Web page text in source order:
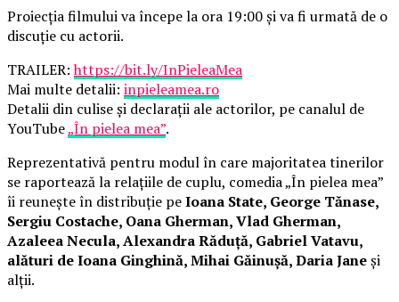
Proiecția filmului va începe la ora 19:00 și va fi urmată de o
discuție cu actorii.
TRAILER:https://bit.ly/InPieleaMea
Mai multe detalii: inpieleamea.ro
Detalii din culise și declarații ale actorilor, pe canalul de
YouTube„În pielea mea”.
Reprezentativă pentru modul în care majoritatea tinerilor
se raportează la relațiile de cuplu, comedia „În pielea mea”
îi reunește în distribuție peIoana State, George Tănase,
Sergiu Costache, Oana Gherman, Vlad Gherman,
Azaleea Necula, Alexandra Răduță, Gabriel Vatavu,
alături de Ioana Ginghină, Mihai Găinușă, Daria Janeși
alții.